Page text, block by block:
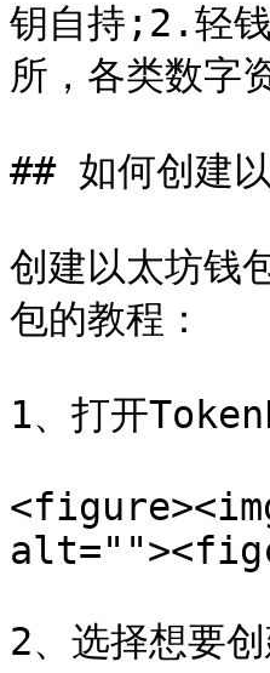
钥自持;2.轻
所，各类数字
## 如何创建
创建以太坊钱
包的教程：
1、打开
2、选择想要